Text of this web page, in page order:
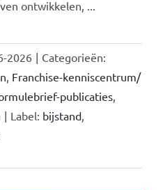
ontwikkelen, ...
2026 | Categorieën:
Franchise-kenniscentrum/
publicaties,
| Label: bijstand,